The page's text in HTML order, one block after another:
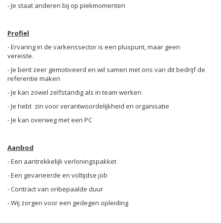
- Je staat anderen bij op piekmomenten
Profiel
- Ervaring in de varkenssector is een pluspunt, maar geen
vereiste.
- Je bent zeer gemotiveerd en wil samen met ons van dit bedrijf de
referentie maken
- Je kan zowel zelfstandig als in team werken
- Je hebt zin voor verantwoordelijkheid en organisatie
- Je kan overweg met een PC
Aanbod
- Een aantrekkelijk verloningspakket
- Een gevarieerde en voltijdse job
- Contract van onbepaalde duur
- Wij zorgen voor een gedegen opleiding